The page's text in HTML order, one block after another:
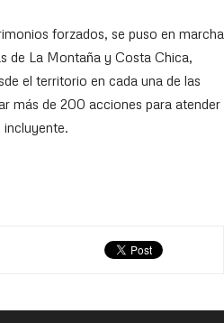
forzados, se puso en marcha
de La Montaña y Costa Chica,
el territorio en cada una de las
más de 200 acciones para atender
incluyente.